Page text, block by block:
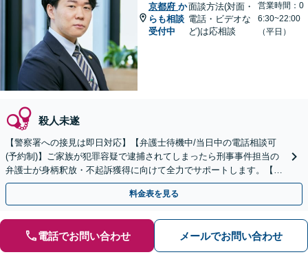
京都府 か
らも相談
受付中
面談方法(対面・
電話・ビデオな
ど)は応相談
営業時間：0
6:30~22:00
（平日）
殺人未遂
【警察署への接見は即日対応】【弁護士待機中/当日中の電話相談可
(予約制)】ご家族が犯罪容疑で逮捕されてしまったら刑事事件担当の
弁護士が身柄釈放・不起訴獲得に向けて全力でサポートします。【毎
月100名以上の相談実績】【全国対応】
料金表を見る
電話でお問い合わせ メールでお問い合わせ